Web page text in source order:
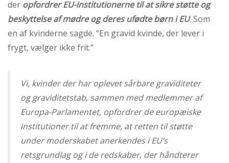
abort
overhovedet
ikke”
Forrige
indlæg:
omsorg
der opfordrer EU-institutionerne til at sikre støtte og
beskyttelse af mødre og deres ufødte børn i EU. Som
en af kvinderne sagde. “En gravid kvinde, der lever i
frygt, vælger ikke frit.”
Vi, kvinder der har oplevet sårbare graviditeter
og graviditetstab, sammen med medlemmer af
Europa-Parlamentet, opfordrer de europæiske
institutioner til at fremme, at retten til støtte
under moderskabet anerkendes i EU’s
retsgrundlag og i de redskaber, der håndterer